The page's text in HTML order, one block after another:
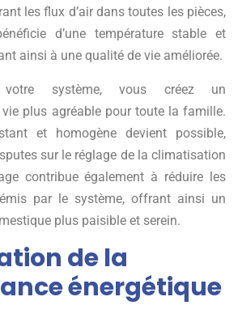
les flux d’air dans toutes les pièces,
d’une température stable et
ainsi à une qualité de vie améliorée.
système, vous créez un
plus agréable pour toute la famille.
et homogène devient possible,
sur le réglage de la climatisation
contribue également à réduire les
par le système, offrant ainsi un
plus paisible et serein.
de la
énergétique